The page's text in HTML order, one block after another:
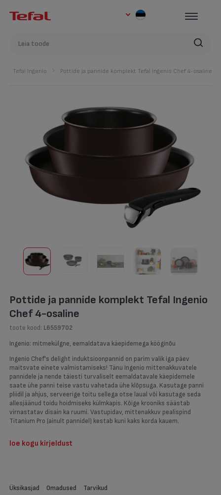
Tefal Ingenio Pottide ja pannide komplekt Tefal Ingenio Chef 4-osaline
Pottide ja pannide komplekt Tefal Ingenio
Chef 4-osaline
toote kood: L6559702
Ingenio: mitmekülgne, eemaldatava käepidemega kööginõu
Ingenio Chef's delight induktsioonpannid on parim valik iga päev
maitsvate einete valmistamiseks! Tänu Ingenio mittenakkuvatele
pannidele ja nende täiesti turvaliselt eemaldatavale käepidemele
saate ühe panni teise vastu vahetada ühe klõpsuga. Kasutage panni
pliidil ja ahjus, serveerige toitu sellega otse laual või kasutage seda
allesjäänud toidu hoidmiseks külmkapis. Kõige krooniks säästab
virnastatav disain ka ruumi. Vastupidav, mittenakkuv pealispind
Titanium Pro (ainult pannidel) kestab kuni kaks korda kauem.
loe kogu kirjeldust
Üksikasjad Omadused Tarvikud